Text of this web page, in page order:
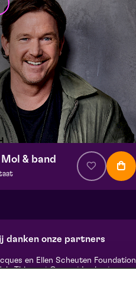
& band
2026 | 20:15
danken onze partners
en Ellen Scheuten Foundation
Thissen|Canon|Leolux|